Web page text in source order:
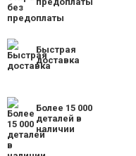
Быстрая
доставка
Более 15 000
деталей в
наличии